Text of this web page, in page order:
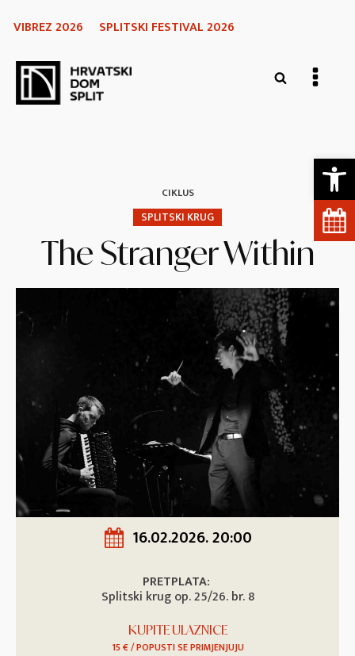
VIBREZ 2026 SPLITSKI FESTIVAL 2026
CIKLUS
SPLITSKI KRUG
The Stranger Within
16.02.2026. 20:00
PRETPLATA:
Splitski krug op. 25/26. br. 8
KUPITE ULAZNICE
15 € / POPUSTI SE PRIMJENJUJU